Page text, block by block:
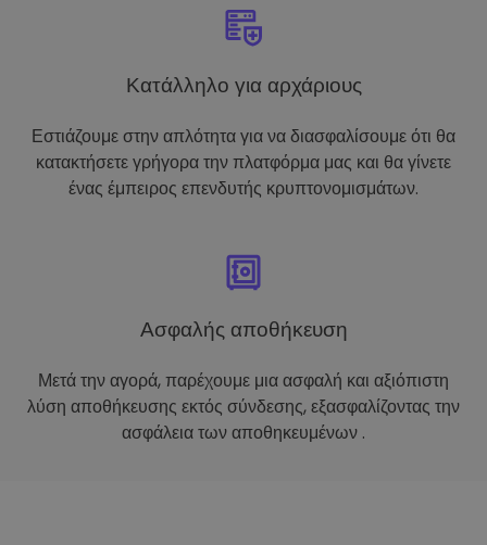
Κατάλληλο για αρχάριους
Εστιάζουμε στην απλότητα για να διασφαλίσουμε ότι θα
κατακτήσετε γρήγορα την πλατφόρμα μας και θα γίνετε
ένας έμπειρος επενδυτής κρυπτονομισμάτων.
Ασφαλής αποθήκευση
Μετά την αγορά, παρέχουμε μια ασφαλή και αξιόπιστη
λύση αποθήκευσης εκτός σύνδεσης, εξασφαλίζοντας την
ασφάλεια των αποθηκευμένων .